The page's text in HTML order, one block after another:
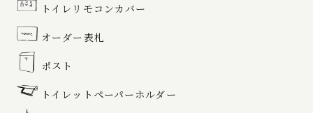
トイレリモコンカバー
オーダー表札
ポスト
トイレットペーパーホルダー